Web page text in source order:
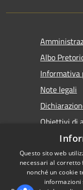
Albo
Informativa
Note legali
Obiettivi di
RSS
Questo sito web
necessari al corretto
nonché un cookie
informazioni